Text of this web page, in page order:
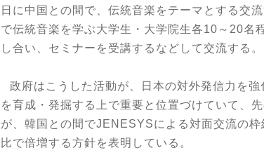
日に中国との間で、伝統音楽をテーマとする交
で伝統音楽を学ぶ大学生・大学院生各10 ～ 20名
し合い、セミナーを受講するなどして交流する。
政府はこうした活動が、日本の対外発信力を
を育成・発掘する上で重要と位置づけていて、
が、韓国との間でJENESYSによる対面交流の
比で倍増する方針を表明している。